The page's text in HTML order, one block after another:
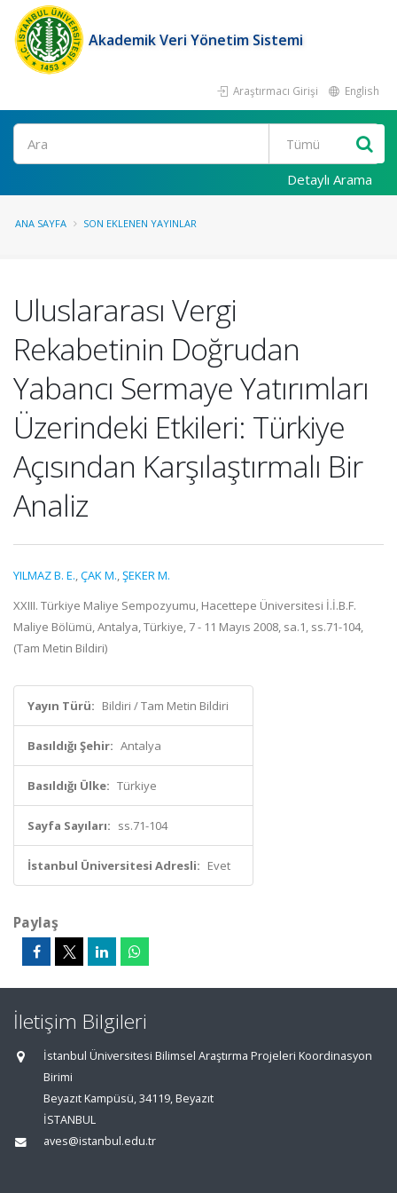
Akademik Veri Yönetim Sistemi
Araştırmacı Girişi English
Ara
Detaylı Arama
ANA SAYFA SON EKLENEN YAYINLAR
Uluslararası Vergi
Rekabetinin Doğrudan
Yabancı Sermaye Yatırımları
Üzerindeki Etkileri: Türkiye
Açısından Karşılaştırmalı Bir
Analiz
YILMAZ B. E.,ÇAK M.,ŞEKER M.
XXIII. Türkiye Maliye Sempozyumu, Hacettepe Üniversitesi İ.İ.B.F.
Maliye Bölümü, Antalya, Türkiye, 7 - 11 Mayıs 2008, sa.1, ss.71-104,
(Tam Metin Bildiri)
Yayın Türü: Bildiri / Tam Metin Bildiri
Basıldığı Şehir: Antalya
Basıldığı Ülke: Türkiye
Sayfa Sayıları: ss.71-104
İstanbul Üniversitesi Adresli: Evet
Paylaş
İletişim Bilgileri
İstanbul Üniversitesi Bilimsel Araştırma Projeleri Koordinasyon
Birimi
Beyazıt Kampüsü, 34119, Beyazıt
İSTANBUL
aves@istanbul.edu.tr